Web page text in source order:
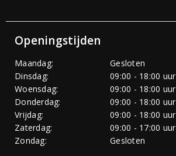
Openingstijden
Maandag:
Gesloten
Dinsdag:
09:00 - 18:00 uur
Woensdag:
09:00 - 18:00 uur
Donderdag:
09:00 - 18:00 uur
Vrijdag:
09:00 - 18:00 uur
Zaterdag:
09:00 - 17:00 uur
Zondag:
Gesloten